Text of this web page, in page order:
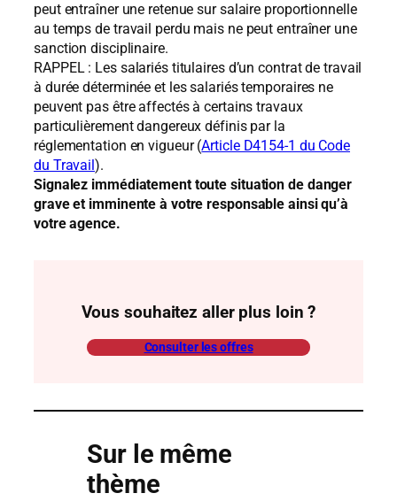
peut entraîner une retenue sur salaire proportionnelle
au temps de travail perdu mais ne peut entraîner une
sanction disciplinaire.
RAPPEL : Les salariés titulaires d’un contrat de travail
à durée déterminée et les salariés temporaires ne
peuvent pas être affectés à certains travaux
particulièrement dangereux définis par la
réglementation en vigueur (Article D4154-1 du Code
du Travail).
Signalez immédiatement toute situation de danger
grave et imminente à votre responsable ainsi qu’à
votre agence.
Vous souhaitez aller plus loin ?
Consulter les offres
Sur le même
thème